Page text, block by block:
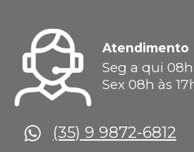
Atendimento
Seg a qui 08h
Sex 08h às
(35) 9 9872-6812